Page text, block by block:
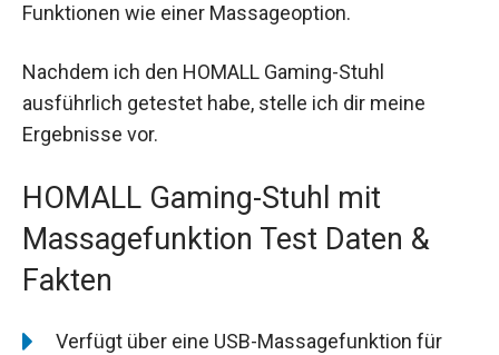
Funktionen wie einer Massageoption.
Nachdem ich den HOMALL Gaming-Stuhl
ausführlich getestet habe, stelle ich dir meine
Ergebnisse vor.
HOMALL Gaming-Stuhl mit
Massagefunktion Test Daten &
Fakten
Verfügt über eine USB-Massagefunktion für